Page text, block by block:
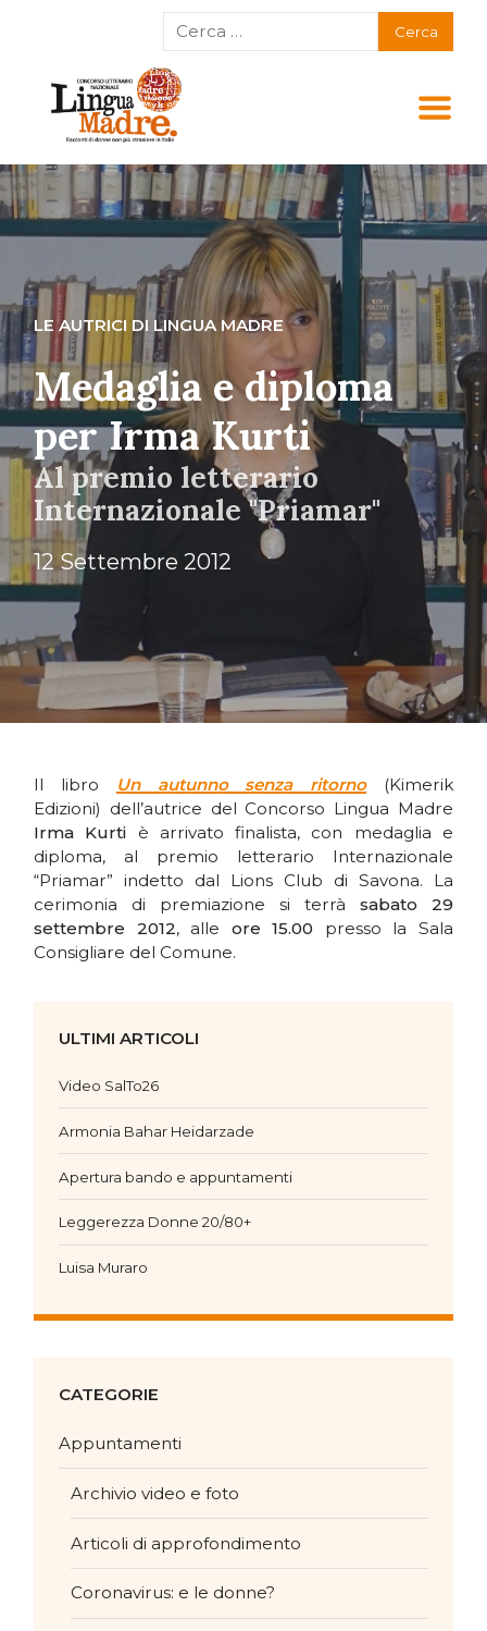
LE AUTRICI DI LINGUA MADRE
Medaglia e diploma
per Irma Kurti
Al premio letterario
Internazionale "Priamar"
12 Settembre 2012
Il libro Un autunno senza ritorno
(Kimerik
Edizioni) dell’autrice del Concorso Lingua Madre
Irma Kurti è arrivato finalista, con medaglia e
diploma, al premio letterario Internazionale
“Priamar” indetto dal Lions Club di Savona. La
cerimonia di premiazione si terrà sabato 29
settembre 2012, alle ore 15.00 presso la Sala
Consigliare del Comune.
ULTIMI ARTICOLI
Video SalTo26
Armonia Bahar Heidarzade
Apertura bando e appuntamenti
Leggerezza Donne 20/80+
Luisa Muraro
CATEGORIE
Appuntamenti
Archivio video e foto
Articoli di approfondimento
Coronavirus: e le donne?